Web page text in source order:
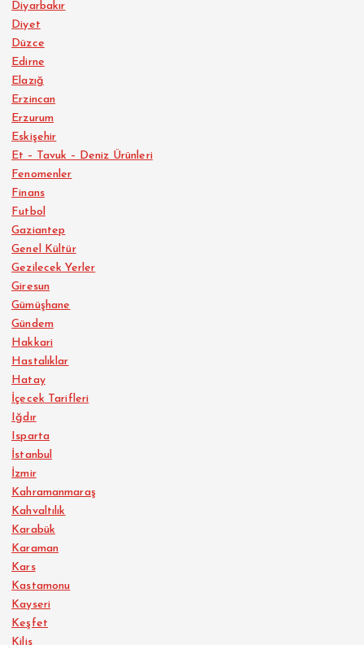
Diyarbakır
Diyet
Düzce
Edirne
Elazığ
Erzincan
Erzurum
Eskişehir
Et – Tavuk – Deniz Ürünleri
Fenomenler
Finans
Futbol
Gaziantep
Genel Kültür
Gezilecek Yerler
Giresun
Gümüşhane
Gündem
Hakkari
Hastalıklar
Hatay
İçecek Tarifleri
Iğdır
Isparta
İstanbul
İzmir
Kahramanmaraş
Kahvaltılık
Karabük
Karaman
Kars
Kastamonu
Kayseri
Keşfet
Kilis